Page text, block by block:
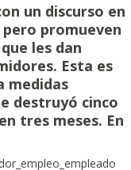
un discurso en
promueven
les dan
Esta es
medidas
destruyó cinco
tres meses. En